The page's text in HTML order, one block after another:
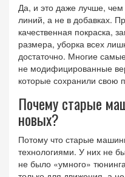
Да, и это даже лучше, чем
линий, а не в добавках.
качественная покраска,
размера, уборка всех
достаточно. Многие
не модифицированные
которые сохранили свою
Почему старые
новых?
Потому что старые
технологиями. У них не
не было «умного»